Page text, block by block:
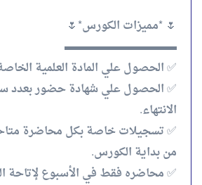
🌷 *مميزات الكورس*🌷
▬▬▬▬▬▬▬▬▬▬
✅ الحصول علي المادة العلمية
✅ الحصول علي شهادة حضور بعدد
الانتهاء.
من بداية الكورس.
✅ محاضره فقط في الأسبوع لإتاحة